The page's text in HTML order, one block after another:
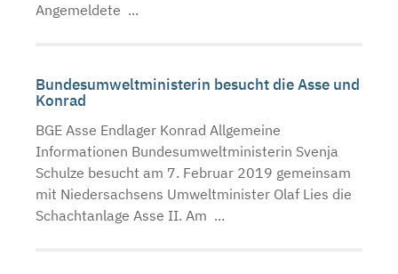
Angemeldete ...
Bundesumweltministerin besucht die Asse und
Konrad
BGE Asse Endlager Konrad Allgemeine
Informationen Bundesumweltministerin Svenja
Schulze besucht am 7. Februar 2019 gemeinsam
mit Niedersachsens Umweltminister Olaf Lies die
Schachtanlage Asse II. Am ...